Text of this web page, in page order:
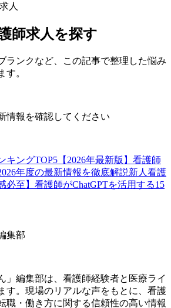
人
師求人を探す
ランクなど、この記事で整理した悩み
す。
情報を確認してください
ングTOP5【2026年最新版】 看護師
年度の最新情報を徹底解説新人看護
必至】 看護師がChatGPTを活用する15
集部
」編集部は、看護師経験者と医療ライ
す。現場のリアルな声をもとに、看護
職・働き方に関する信頼性の高い情報